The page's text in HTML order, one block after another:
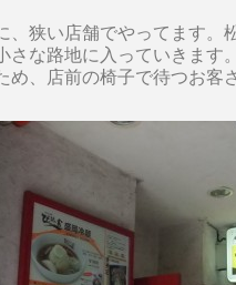
狭い店舗でやってます。
な路地に入っていきます。
め、店前の椅子で待つお